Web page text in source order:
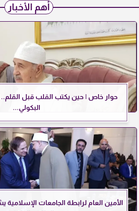
أهم الأخبار
حوار خاص | حين يكتب القلب قبل
البكولي...
الأمين العام لرابطة الجامعات الإسلامية